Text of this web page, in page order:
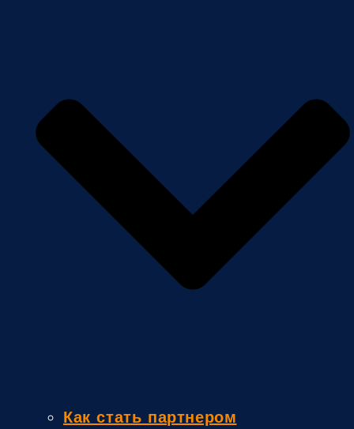
Как стать партнером